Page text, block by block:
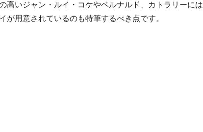
高いジャン・ルイ・コケやベルナルド、カトラリーには
用意されているのも特筆するべき点です。